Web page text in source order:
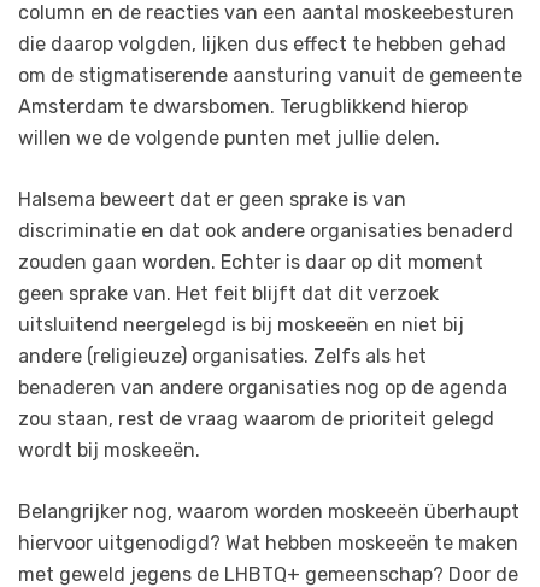
column en de reacties van een aantal moskeebesturen
die daarop volgden, lijken dus effect te hebben gehad
om de stigmatiserende aansturing vanuit de gemeente
Amsterdam te dwarsbomen. Terugblikkend hierop
willen we de volgende punten met jullie delen.
Halsema beweert dat er geen sprake is van
discriminatie en dat ook andere organisaties benaderd
zouden gaan worden. Echter is daar op dit moment
geen sprake van. Het feit blijft dat dit verzoek
uitsluitend neergelegd is bij moskeeën en niet bij
andere (religieuze) organisaties. Zelfs als het
benaderen van andere organisaties nog op de agenda
zou staan, rest de vraag waarom de prioriteit gelegd
wordt bij moskeeën.
Belangrijker nog, waarom worden moskeeën überhaupt
hiervoor uitgenodigd? Wat hebben moskeeën te maken
met geweld jegens de LHBTQ+ gemeenschap? Door de